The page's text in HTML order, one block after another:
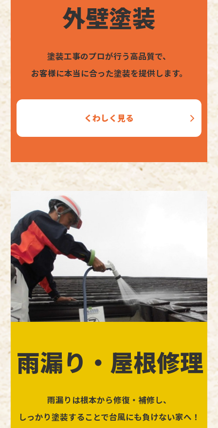
外壁塗装
塗装工事のプロが行う高品質で、
お客様に本当に合った塗装を提供します。
くわしく見る
雨漏り・屋根修理
雨漏りは根本から修復・補修し、
しっかり塗装することで台風にも負けない家へ！